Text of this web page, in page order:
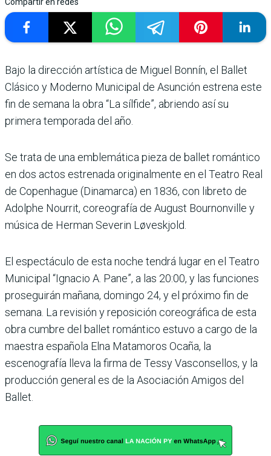
Bajo la dirección artística de Miguel Bonnín, el Ballet
Clá­sico y Moderno Municipal de Asunción estrena este
fin de semana la obra “La sílfide”, abriendo así su
primera tem­porada del año.
Se trata de una emblemática pieza de ballet romántico
en dos actos estre­nada originalmente en el Tea­tro Real
de Copenhague (Dina­marca) en 1836, con libreto de
Adolphe Nourrit, coreogra­fía de August Bournonville y
música de Herman Severin Løveskjold.
El espectáculo de esta noche tendrá lugar en el Teatro
Muni­cipal “Ignacio A. Pane”, a las 20:00, y las funciones
prose­guirán mañana, domingo 24, y el próximo fin de
semana. La revisión y reposición coreo­gráfica de esta
obra cumbre del ballet romántico estuvo a cargo de la
maestra española Elna Matamoros Ocaña, la
escenografía lleva la firma de Tessy Vasconsellos, y la
pro­ducción general es de la Aso­ciación Amigos del
Ballet.